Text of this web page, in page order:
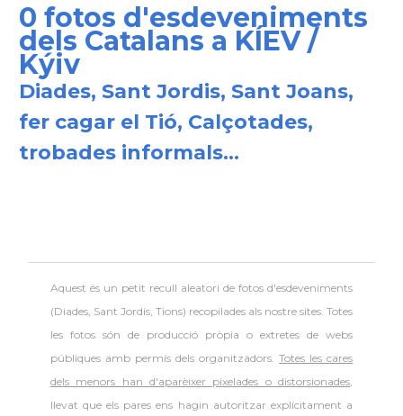
0 fotos d'esdeveniments
dels Catalans a KÍEV /
Kýiv
Diades, Sant Jordis, Sant Joans,
fer cagar el Tió, Calçotades,
trobades informals...
Aquest és un petit recull aleatori defotos d'esdeveniments
(Diades, Sant Jordis, Tions) recopilades als nostre sites. Totes
les fotos són de producció pròpia o extretes de webs
públiques amb permís dels organitzadors.Totes les cares
dels menors han d'aparèixer pixelades o distorsionades,
llevat que els pares ens hagin autoritzar explícitament a